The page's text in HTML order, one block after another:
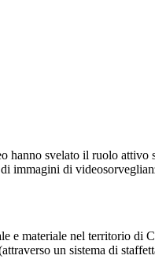
hanno svelato il ruolo
immagini di
e materiale nel territorio di
un sistema di